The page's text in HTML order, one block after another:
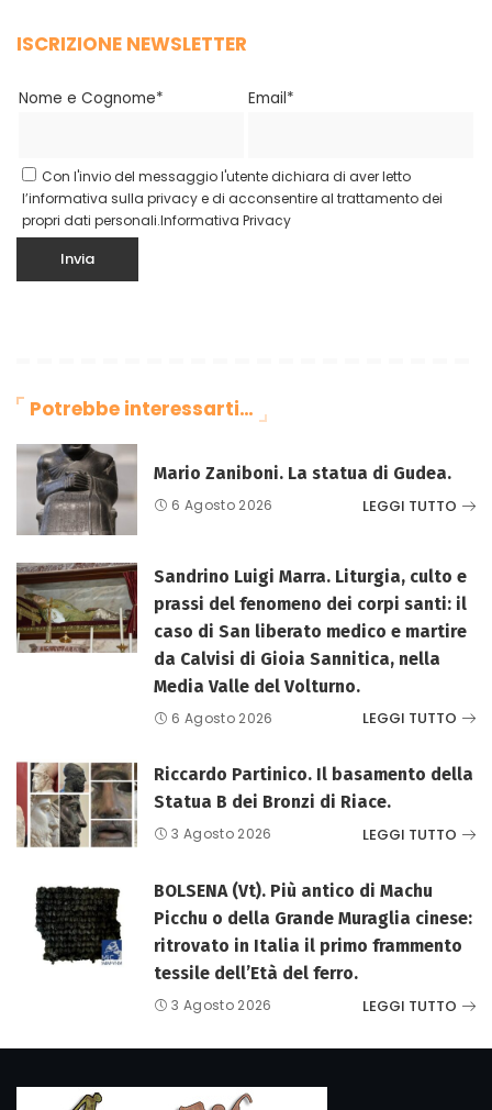
ISCRIZIONE NEWSLETTER
Nome e Cognome* Email*
Con l'invio del messaggio l'utente dichiara di aver letto
l’informativa sulla privacy e di acconsentire al trattamento dei
propri dati personali.Informativa Privacy
Potrebbe interessarti…
Mario Zaniboni. La statua di Gudea.
6 Agosto 2026 LEGGI TUTTO
Sandrino Luigi Marra. Liturgia, culto e
prassi del fenomeno dei corpi santi: il
caso di San liberato medico e martire
da Calvisi di Gioia Sannitica, nella
Media Valle del Volturno.
6 Agosto 2026 LEGGI TUTTO
Riccardo Partinico. Il basamento della
Statua B dei Bronzi di Riace.
3 Agosto 2026 LEGGI TUTTO
BOLSENA (Vt). Più antico di Machu
Picchu o della Grande Muraglia cinese:
ritrovato in Italia il primo frammento
tessile dell’Età del ferro.
3 Agosto 2026 LEGGI TUTTO